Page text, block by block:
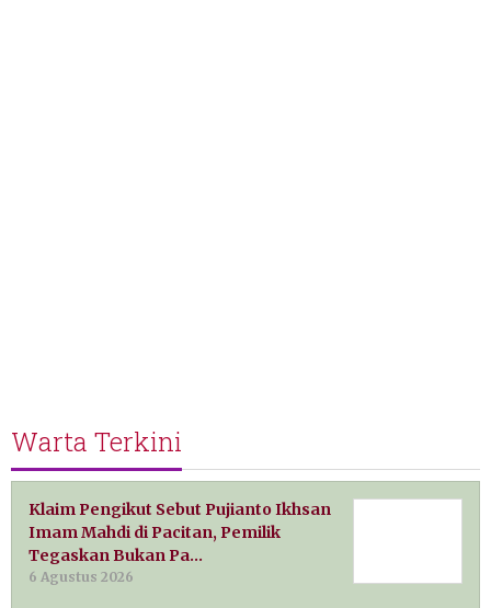
Warta Terkini
Klaim Pengikut Sebut Pujianto Ikhsan
Imam Mahdi di Pacitan, Pemilik
Tegaskan Bukan Pa…
6 Agustus 2026